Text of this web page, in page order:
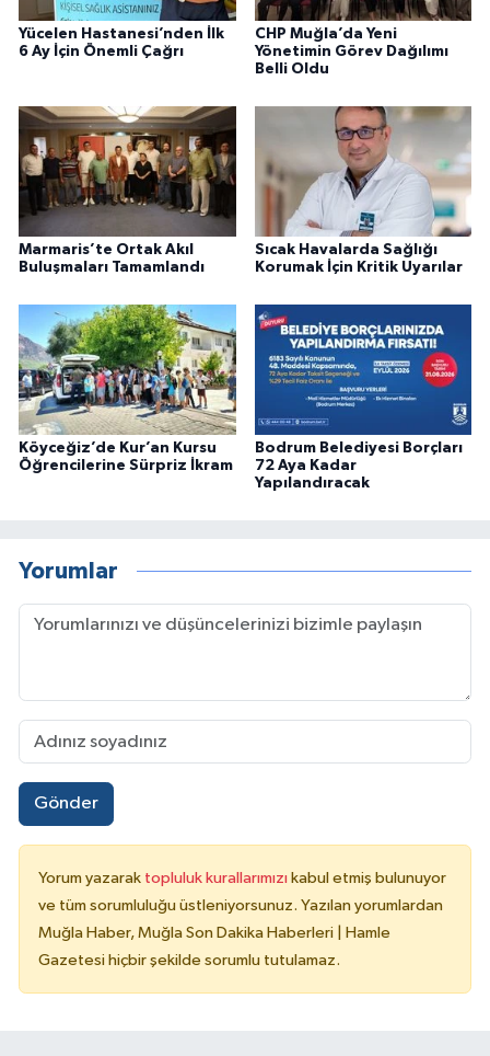
Yücelen Hastanesi’nden İlk
6 Ay İçin Önemli Çağrı
CHP Muğla’da Yeni
Yönetimin Görev Dağılımı
Belli Oldu
Marmaris’te Ortak Akıl
Buluşmaları Tamamlandı
Sıcak Havalarda Sağlığı
Korumak İçin Kritik Uyarılar
Köyceğiz’de Kur’an Kursu
Öğrencilerine Sürpriz İkram
Bodrum Belediyesi Borçları
72 Aya Kadar
Yapılandıracak
Yorumlar
Gönder
Yorum yazarak topluluk kurallarımızı kabul etmiş bulunuyor
ve tüm sorumluluğu üstleniyorsunuz. Yazılan yorumlardan
Muğla Haber, Muğla Son Dakika Haberleri | Hamle
Gazetesi hiçbir şekilde sorumlu tutulamaz.